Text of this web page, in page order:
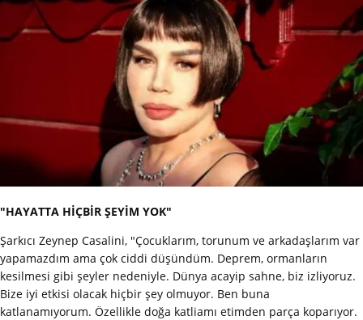
"HAYATTA HİÇBİR ŞEYİM YOK"
Şarkıcı Zeynep Casalini, "Çocuklarım, torunum ve arkadaşlarım var
yapamazdım ama çok ciddi düşündüm. Deprem, ormanların
kesilmesi gibi şeyler nedeniyle. Dünya acayip sahne, biz izliyoruz.
Bize iyi etkisi olacak hiçbir şey olmuyor. Ben buna
katlanamıyorum. Özellikle doğa katliamı etimden parça koparıyor.